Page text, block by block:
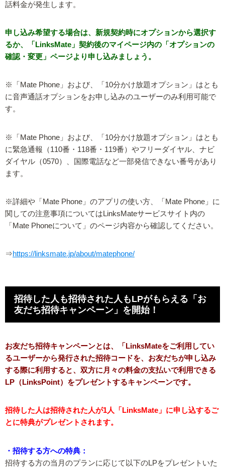
話料金が発生します。
申し込み希望する場合は、新規契約時にオプションから選択す
るか、「LinksMate」契約後のマイページ内の「オプションの
確認・変更」ページより申し込みましょう。
※「Mate Phone」および、「10分かけ放題オプション」はとも
に音声通話オプションをお申し込みのユーザーのみ利用可能で
す。
※「Mate Phone」および、「10分かけ放題オプション」はとも
に緊急通報（110番・118番・119番）やフリーダイヤル、ナビ
ダイヤル（0570）、国際電話など一部発信できない番号があり
ます。
※詳細や「Mate Phone」のアプリの使い方、「Mate Phone」に
関しての注意事項についてはLinksMateサービスサイト内の
「Mate Phoneについて」のページ内容から確認してください。
⇒https://linksmate.jp/about/matephone/
招待した人も招待された人もLPがもらえる「お
友だち招待キャンペーン」を開始！
お友だち招待キャンペーンとは、「LinksMateをご利用してい
るユーザーから発行された招待コードを、お友だちが申し込み
する際に利用すると、双方に月々の料金の支払いで利用できる
LP（LinksPoint）をプレゼントするキャンペーンです。
招待した人は招待された人が1人「LinksMate」に申し込するご
とに特典がプレゼントされます。
・招待する方への特典：
招待する方の当月のプランに応じて以下のLPをプレゼントいた